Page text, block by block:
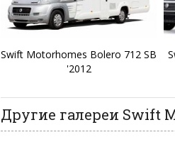
Swift Motorhomes Bolero 712 SB
'2012
Другие галереи Swift